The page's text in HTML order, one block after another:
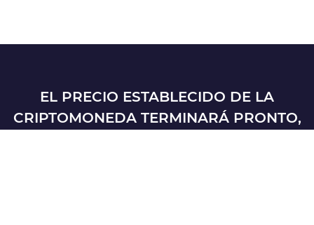
EL PRECIO ESTABLECIDO DE LA
CRIPTOMONEDA TERMINARÁ PRONTO,